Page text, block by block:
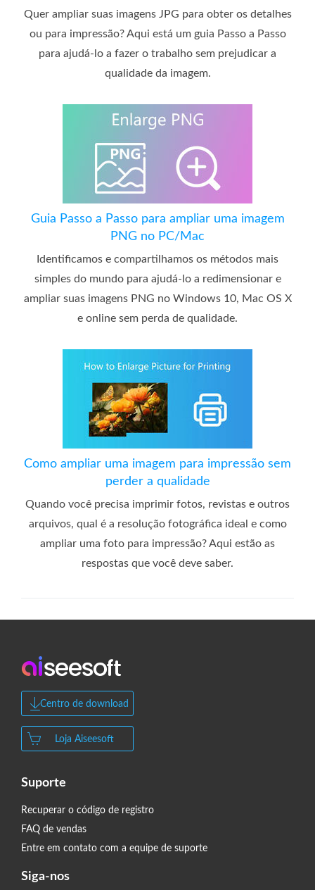
Quer ampliar suas imagens JPG para obter os detalhes
ou para impressão? Aqui está um guia Passo a Passo
para ajudá-lo a fazer o trabalho sem prejudicar a
qualidade da imagem.
Guia Passo a Passo para ampliar uma imagem
PNG no PC/Mac
Identificamos e compartilhamos os métodos mais
simples do mundo para ajudá-lo a redimensionar e
ampliar suas imagens PNG no Windows 10, Mac OS X
e online sem perda de qualidade.
Como ampliar uma imagem para impressão sem
perder a qualidade
Quando você precisa imprimir fotos, revistas e outros
arquivos, qual é a resolução fotográfica ideal e como
ampliar uma foto para impressão? Aqui estão as
respostas que você deve saber.
Centro de download
Loja Aiseesoft
Suporte
Recuperar o código de registro
FAQ de vendas
Entre em contato com a equipe de suporte
Siga-nos